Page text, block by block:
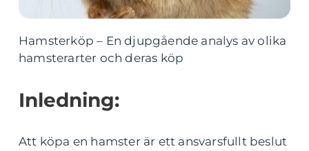
Hamsterköp – En djupgående analys av olika
hamsterarter och deras köp
Inledning:
Att köpa en hamster är ett ansvarsfullt beslut